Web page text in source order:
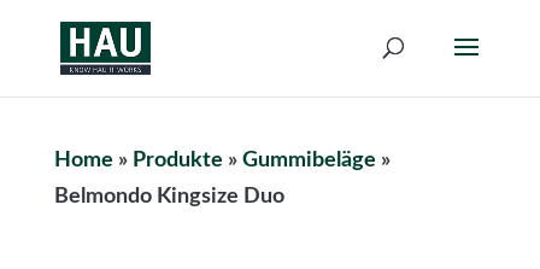
Home » Produkte » Gummibeläge »
Belmondo Kingsize Duo